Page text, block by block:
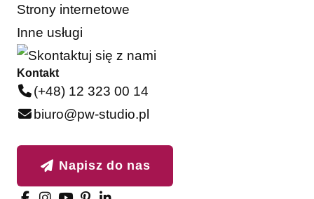
Strony internetowe
Inne usługi
Kontakt
(+48) 12 323 00 14
biuro@pw-studio.pl
Napisz do nas